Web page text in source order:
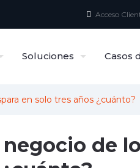
Acceso
Soluciones Casos
en solo tres años ¿cuánto?
de